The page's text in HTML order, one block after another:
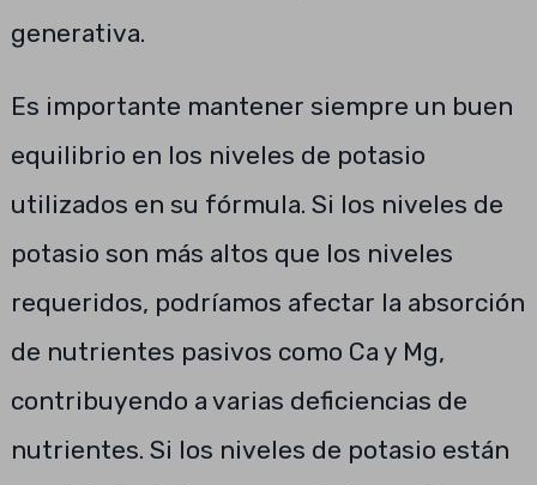
generativa.
Es importante mantener siempre un buen
equilibrio en los niveles de potasio
utilizados en su fórmula. Si los niveles de
potasio son más altos que los niveles
requeridos, podríamos afectar la absorción
de nutrientes pasivos como Ca y Mg,
contribuyendo a varias deficiencias de
nutrientes. Si los niveles de potasio están